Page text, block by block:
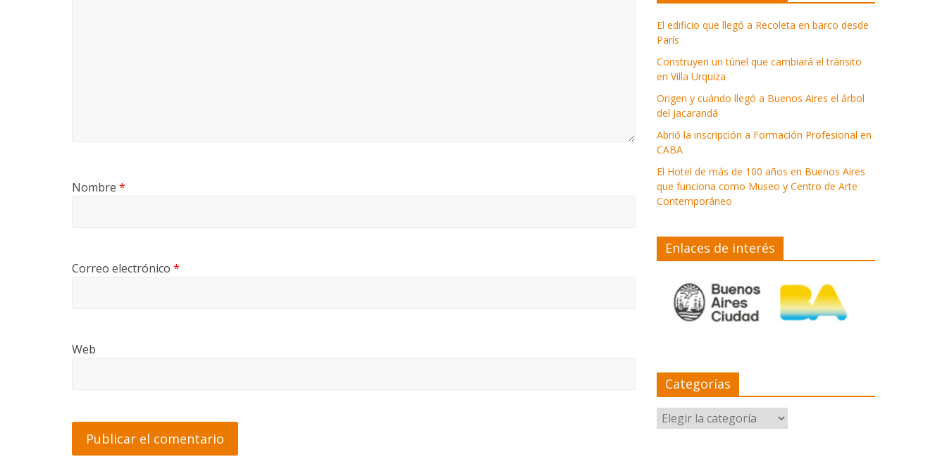
Nombre *
Correo electrónico *
Web
El edificio que llegó a Recoleta en barco desde
París
Construyen un túnel que cambiará el tránsito
en Villa Urquiza
Origen y cuándo llegó a Buenos Aires el árbol
del Jacarandá
Abrió la inscripción a Formación Profesional en
CABA
El Hotel de más de 100 años en Buenos Aires
que funciona como Museo y Centro de Arte
Contemporáneo
Enlaces de interés
Categorías
Categorías